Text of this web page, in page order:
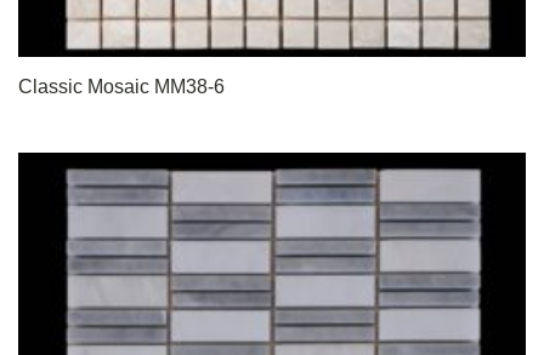
Classic Mosaic MM38-6